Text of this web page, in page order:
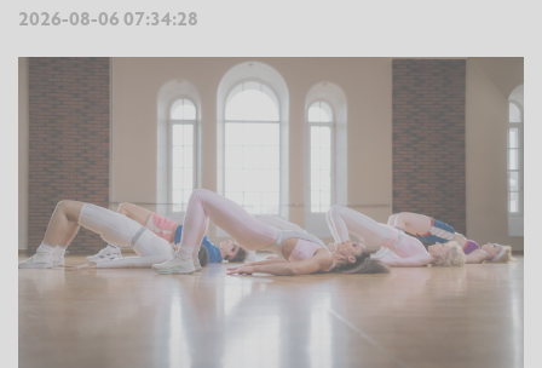
2026-08-06 07:34:28